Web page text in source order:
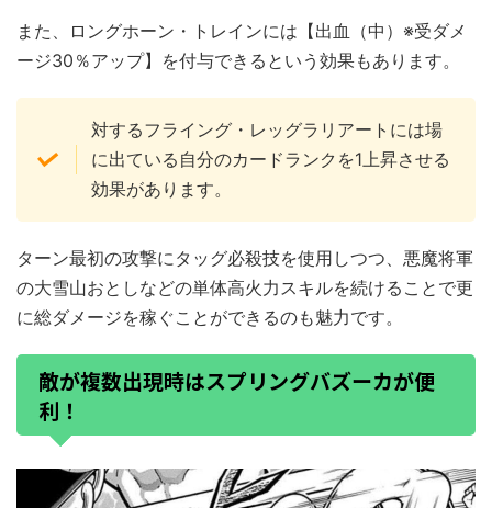
また、ロングホーン・トレインには【出血（中）※受ダメ
ージ30％アップ】を付与できるという効果もあります。
対するフライング・レッグラリアートには場
に出ている自分のカードランクを1上昇させる
効果があります。
ターン最初の攻撃にタッグ必殺技を使用しつつ、悪魔将軍
の大雪山おとしなどの単体高火力スキルを続けることで更
に総ダメージを稼ぐことができるのも魅力です。
敵が複数出現時はスプリングバズーカが便
利！